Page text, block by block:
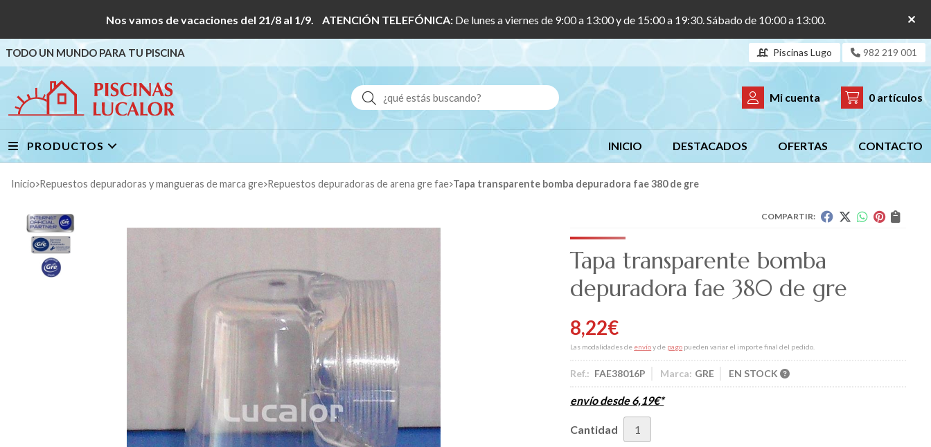
Nos vamos de vacaciones del 21/8 al 1/9. ATENCIÓN TELEFÓNICA: De lunes a viernes de 9:00 a 13:00 y de 15:00 a 19:30. Sábado de 10:00 a 13:00.
TODO UN MUNDO PARA TU PISCINA Piscinas Lugo 982 219 001
Buscar Mi cuenta 0 artículos
PRODUCTOS INICIO DESTACADOS OFERTAS CONTACTO
Inicio repuestos depuradoras y mangueras de marca gre repuestos depuradoras de arena gre fae Tapa transparente bomba depuradora fae 380 de gre
COMPARTIR:
Tapa transparente bomba
depuradora fae 380 de gre
8,22€
Las modalidades de envíoy de pago pueden variar el importe final del pedido.
Ref.: FAE38016P Marca: GRE EN STOCK
envío desde6,19€*
Cantidad